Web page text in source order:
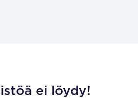
ei löydy!